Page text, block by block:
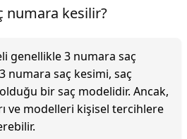
numara kesilir?
genellikle 3 numara saç
numara saç kesimi, saç
bir saç modelidir. Ancak,
ve modelleri kişisel tercihlere